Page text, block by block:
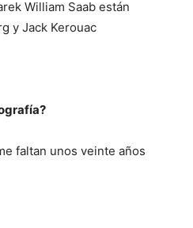
William Saab están
y Jack Kerouac
faltan unos veinte años